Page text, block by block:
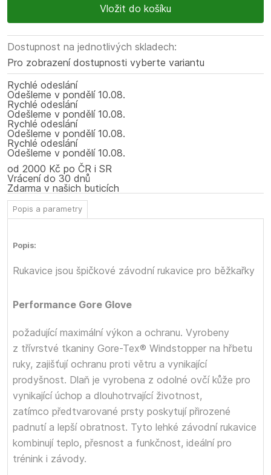
Dostupnost na jednotlivých skladech:
Pro zobrazení dostupnosti vyberte variantu
Rychlé odeslání
Odešleme v pondělí10.08.
Rychlé odeslání
Odešleme v pondělí10.08.
Rychlé odeslání
Odešleme v pondělí10.08.
Rychlé odeslání
Odešleme v pondělí10.08.
od 2000 Kč po ČR i SR
Vrácení do 30 dnů
Zdarma v našich buticích
Popis a parametry
Popis:
Rukavice
Performance Gore Glove
jsou špičkové závodní rukavice pro běžkařky
požadující maximální výkon a ochranu. Vyrobeny
z třívrstvé tkaniny Gore-Tex® Windstopper na hřbetu
ruky, zajišťují ochranu proti větru a vynikající
prodyšnost. Dlaň je vyrobena z odolné ovčí kůže pro
vynikající úchop a dlouhotrvající životnost,
zatímco předtvarované prsty poskytují přirozené
padnutí a lepší obratnost. Tyto lehké závodní rukavice
kombinují teplo, přesnost a funkčnost, ideální pro
trénink i závody.